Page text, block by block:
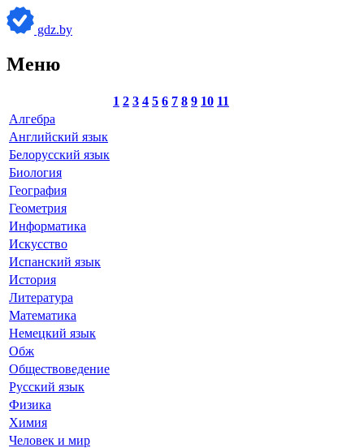
gdz.by
Меню
1 2 3 4 5 6 7 8 9 10 11
Алгебра
Английский язык
Белорусский язык
Биология
География
Геометрия
Информатика
Искусство
Испанский язык
История
Литература
Математика
Немецкий язык
Обж
Обществоведение
Русский язык
Физика
Химия
Человек и мир